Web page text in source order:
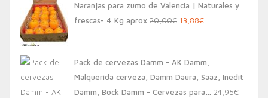
Naranjas para zumo de Valencia | Naturales y
frescas- 4 Kg aprox 20,00€ El
era:
20,00€.
13,88€El
es:
13,88€.
Pack de cervezas Damm - AK Damm,
Malquerida cerveza, Damm Daura, Saaz, Inedit
Damm, Bock Damm - Cervezas para… 24,95€